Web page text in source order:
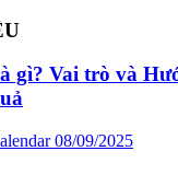
gì? Vai trò và
08/09/2025